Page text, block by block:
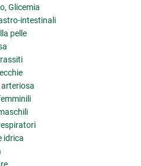
Glicemia
intestinali
pelle
arteriosa
idrica